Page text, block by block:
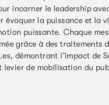
incarner le leadership
évoquer la puissance et la
puissante. Chaque
grâce à des traitements
démontrant l’impact de
de mobilisation du